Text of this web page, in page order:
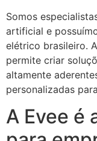
Somos
artificial e
elétrico brasileiro.
permite criar
altamente
personalizadas
A Evee é